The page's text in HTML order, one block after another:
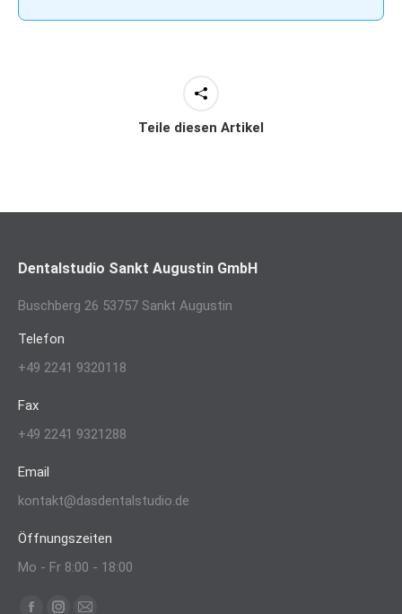
Teile diesen Artikel
Dentalstudio Sankt Augustin GmbH
Buschberg 26 53757 Sankt Augustin
Telefon
+49 2241 9320118
Fax
+49 2241 9321288
Email
kontakt@dasdentalstudio.de
Öffnungszeiten
Mo - Fr 8:00 - 18:00
Finden Sie uns auf: